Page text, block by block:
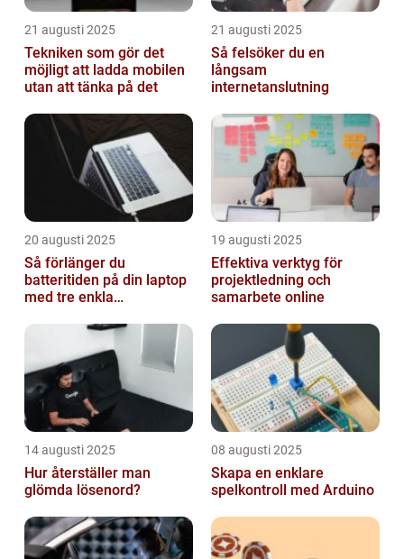
21 augusti 2025
Tekniken som gör det
möjligt att ladda mobilen
utan att tänka på det
21 augusti 2025
Så felsöker du en
långsam
internetanslutning
20 augusti 2025
Så förlänger du
batteritiden på din laptop
med tre enkla
19 augusti 2025
Effektiva verktyg för
projektledning och
samarbete online
14 augusti 2025
Hur återställer man
glömda lösenord?
08 augusti 2025
Skapa en enklare
spelkontroll med Arduino